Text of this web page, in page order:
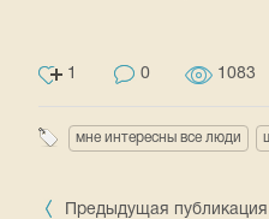
1 0 1083
мне интересны все люди
Предыдущая публикация